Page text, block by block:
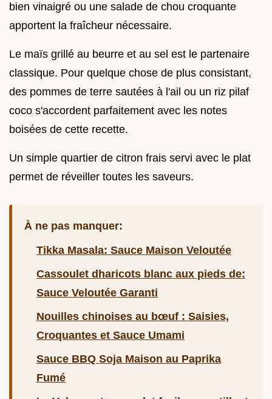
bien vinaigré ou une salade de chou croquante
apportent la fraîcheur nécessaire.
Le maïs grillé au beurre et au sel est le partenaire
classique. Pour quelque chose de plus consistant,
des pommes de terre sautées à l'ail ou un riz pilaf
coco s'accordent parfaitement avec les notes
boisées de cette recette.
Un simple quartier de citron frais servi avec le plat
permet de réveiller toutes les saveurs.
À ne pas manquer:
Tikka Masala: Sauce Maison Veloutée
Cassoulet dharicots blanc aux pieds de:
Sauce Veloutée Garanti
Nouilles chinoises au bœuf : Saisies,
Croquantes et Sauce Umami
Sauce BBQ Soja Maison au Paprika
Fumé